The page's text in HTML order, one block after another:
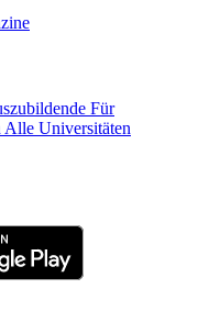
Für
Alle Universitäten